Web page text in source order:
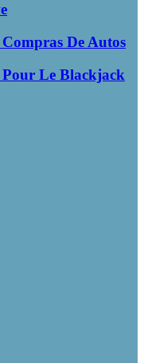
De Autos
Pour Le Blackjack